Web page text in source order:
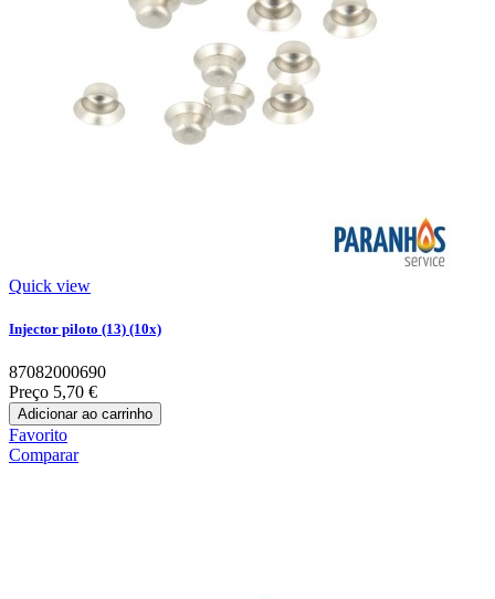
Quick view
Injector piloto (13) (10x)
87082000690
Preço 5,70 €
Adicionar ao carrinho
Favorito
Comparar